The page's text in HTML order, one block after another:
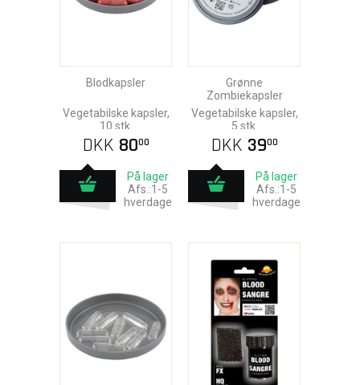
Blodkapsler
Vegetabilske kapsler,
10 stk.
DKK 8000
På lager
Afs.:1-5
hverdage
Grønne
Zombiekapsler
Vegetabilske kapsler,
5 stk.
DKK 3900
På lager
Afs.:1-5
hverdage